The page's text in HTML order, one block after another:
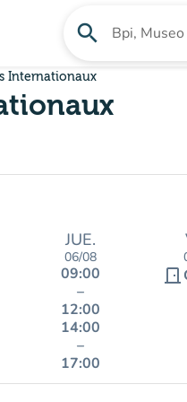
search Buscar un
Internationaux
JUE.
06/08
09:00
–
12:00
14:00
–
17:00
door_front